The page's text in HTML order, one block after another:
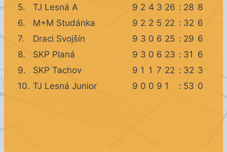
5.
TJ Lesná A 9 2 4 3 26 : 28 8
6.
M+M Studánka 9 2 2 5 22 : 32 6
7.
Draci Svojšín 9 3 0 6 25 : 29 6
8.
SKP Planá 9 3 0 6 23 : 31 6
9.
SKP Tachov 9 1 1 7 22 : 32 3
10. TJ Lesná Junior 9 0 0 9 1 : 53 0